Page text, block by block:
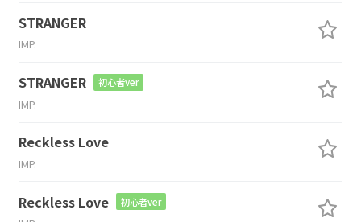
STRANGER
IMP.
STRANGER 初心者ver
IMP.
Reckless Love
IMP.
Reckless Love 初心者ver